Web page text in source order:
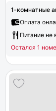
1-комнатные
Оплата
Питание не
Остался 1